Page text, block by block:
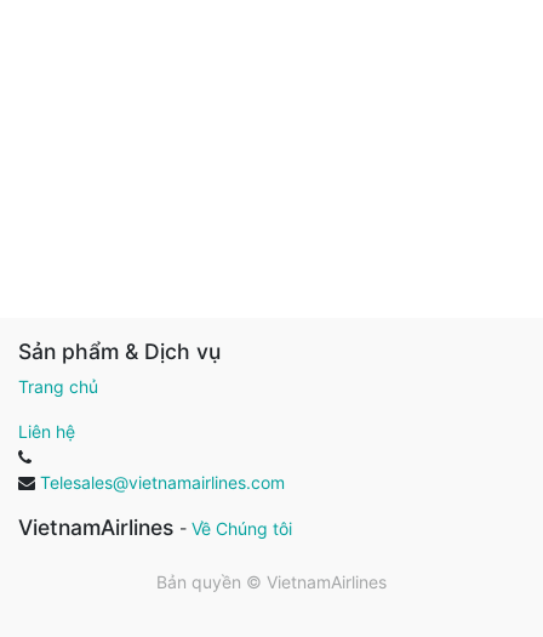
Sản phẩm & Dịch vụ
Trang chủ
Liên hệ
Telesales@vietnamairlines.com
VietnamAirlines - Về Chúng tôi
Bản quyền © VietnamAirlines